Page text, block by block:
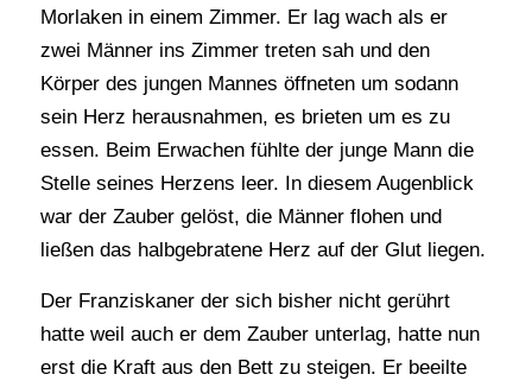
Morlaken in einem Zimmer. Er lag wach als er
zwei Männer ins Zimmer treten sah und den
Körper des jungen Mannes öffneten um sodann
sein Herz herausnahmen, es brieten um es zu
essen. Beim Erwachen fühlte der junge Mann die
Stelle seines Herzens leer. In diesem Augenblick
war der Zauber gelöst, die Männer flohen und
ließen das halbgebratene Herz auf der Glut liegen.
Der Franziskaner der sich bisher nicht gerührt
hatte weil auch er dem Zauber unterlag, hatte nun
erst die Kraft aus den Bett zu steigen. Er beeilte